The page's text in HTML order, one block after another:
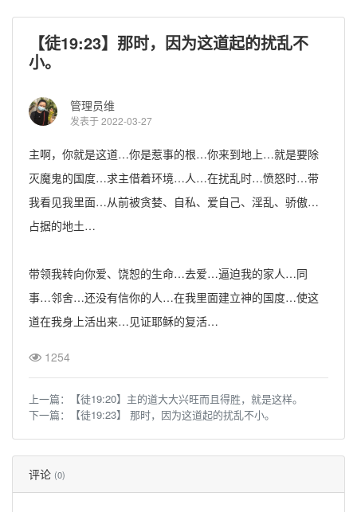
【徒19:23】那时，因为这道起的扰乱不
小。
管理员维
发表于 2022-03-27
主啊，你就是这道…你是惹事的根…你来到地上…就是要除
灭魔鬼的国度…求主借着环境…人…在扰乱时…愤怒时…带
我看见我里面…从前被贪婪、自私、爱自己、淫乱、骄傲…
占据的地土…
带领我转向你爱、饶恕的生命…去爱…逼迫我的家人…同
事…邻舍…还没有信你的人…在我里面建立神的国度…使这
道在我身上活出来…见证耶稣的复活…
1254
上一篇：
【徒19:20】主的道大大兴旺而且得胜，就是这样。
下一篇：
【徒19:23】 那时，因为这道起的扰乱不小。
评论 (0)